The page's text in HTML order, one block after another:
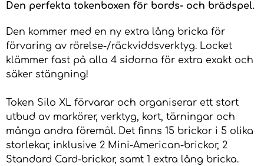
Den perfekta tokenboxen för bords- och brädspel.
Den kommer med en ny extra lång bricka för
förvaring av rörelse-/räckviddsverktyg. Locket
klämmer fast på alla 4 sidorna för extra exakt och
säker stängning!
Token Silo XL förvarar och organiserar ett stort
utbud av markörer, verktyg, kort, tärningar och
många andra föremål. Det finns 15 brickor i 5 olika
storlekar, inklusive 2 Mini-American-brickor, 2
Standard Card-brickor, samt 1 extra lång bricka.